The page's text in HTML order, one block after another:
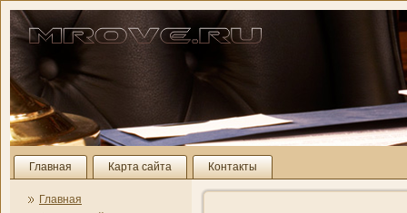
Главная Карта сайта Контакты
Главная